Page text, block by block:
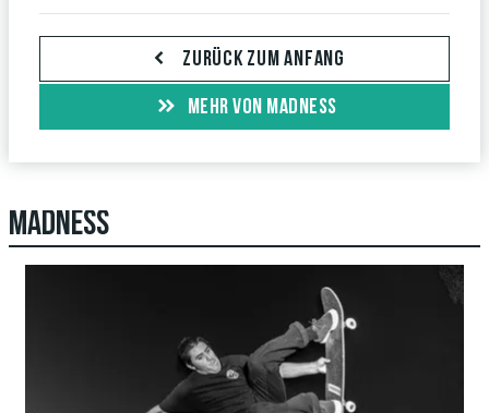
ZURÜCK ZUM ANFANG
MEHR VON MADNESS
MADNESS